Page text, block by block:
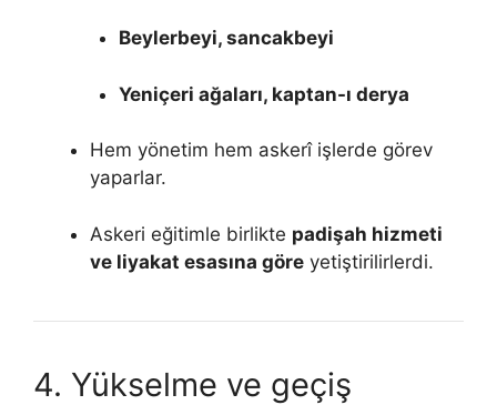
Beylerbeyi, sancakbeyi
Yeniçeri ağaları, kaptan-ı derya
Hem yönetim hem askerî işlerde görev
yaparlar.
Askeri eğitimle birlikte padişah hizmeti
ve liyakat esasına göre yetiştirilirlerdi.
4. Yükselme ve geçiş